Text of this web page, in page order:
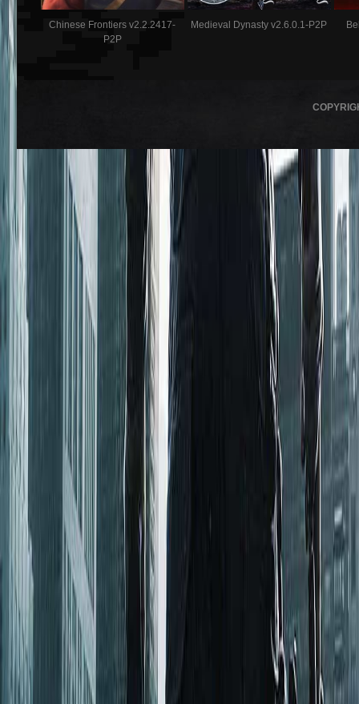
Chinese Frontiers v2.2.2417-
P2P
Medieval Dynasty v2.6.0.1-P2P